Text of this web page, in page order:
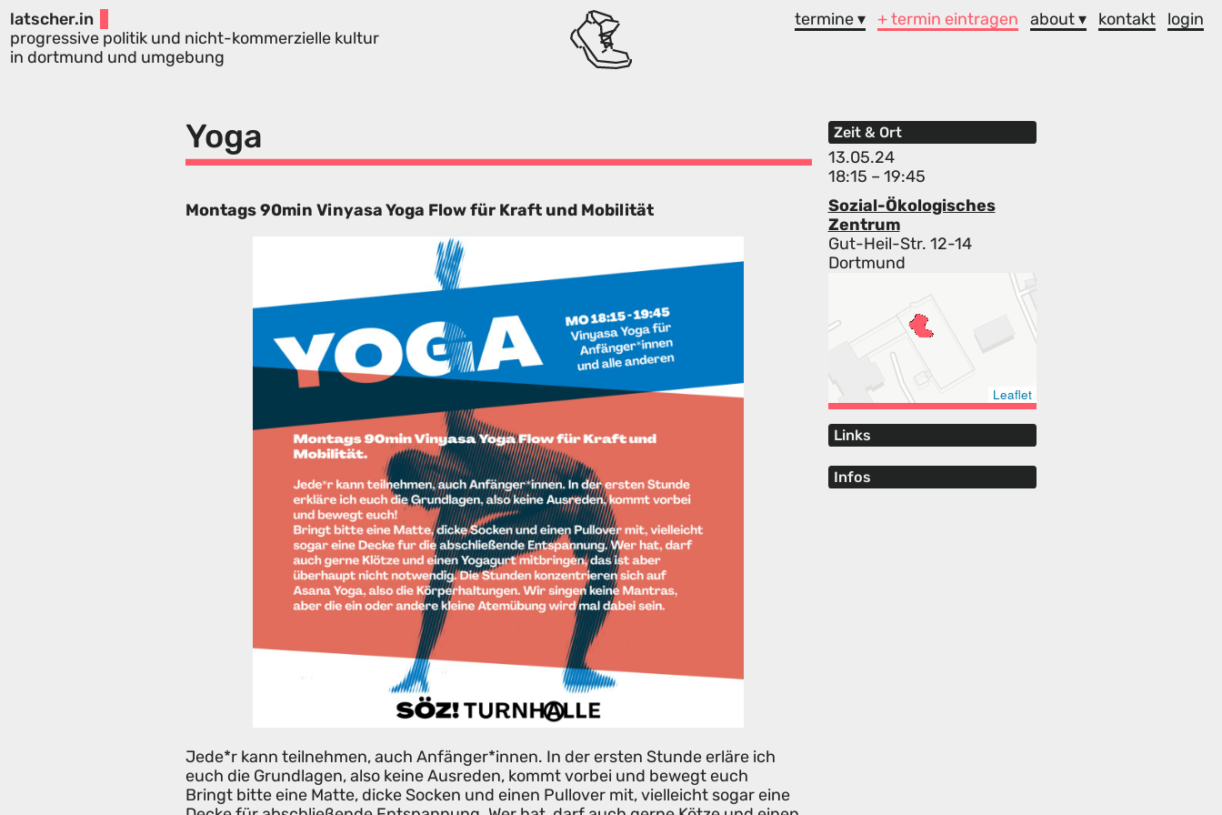
latscher.in
progressive politik und nicht-kommerzielle kultur
in dortmund und umgebung
termine ▾ + termin eintragen about ▾ kontakt login
Yoga Zeit & Ort
13.05.24
18:15 – 19:45
Sozial-Ökologisches
Zentrum
Gut-Heil-Str. 12-14
Dortmund
Leaflet
Links
Infos
Montags 90min Vinyasa Yoga Flow für Kraft und Mobilität
Jede*r kann teilnehmen, auch Anfänger*innen. In der ersten Stunde erläre ich
euch die Grundlagen, also keine Ausreden, kommt vorbei und bewegt euch
Bringt bitte eine Matte, dicke Socken und einen Pullover mit, vielleicht sogar eine